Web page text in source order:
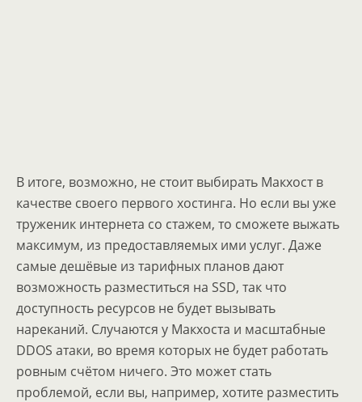
В итоге, возможно, не стоит выбирать Макхост в
качестве своего первого хостинга. Но если вы уже
труженик интернета со стажем, то сможете выжать
максимум, из предоставляемых ими услуг. Даже
самые дешёвые из тарифных планов дают
возможность разместиться на SSD, так что
доступность ресурсов не будет вызывать
нареканий. Случаются у Макхоста и масштабные
DDOS атаки, во время которых не будет работать
ровным счётом ничего. Это может стать
проблемой, если вы, например, хотите разместить